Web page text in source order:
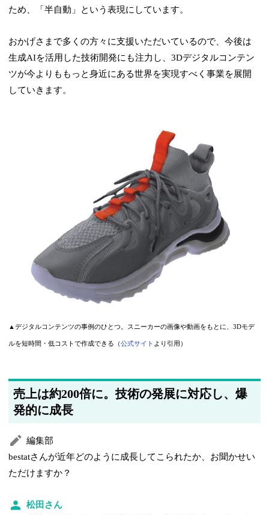
ため、「半自動」という表現にしています。
おかげさまで多くの方々に支援いただいているので、今後は
生成AIを活用した技術開発にも注力し、3Dデジタルコンテン
ツが今よりももっと身近にある世界を実現すべく事業を展開
していきます。
▲デジタルコンテンツの事例のひとつ。スニーカーの画像や動画をもとに、3Dモデ
ルを短時間・低コストで作成できる（公式サイト より引用）
売上は約200倍に。技術の発展に対応し、爆
発的に成長
編集部
bestatさんが近年どのように成長してこられたか、お聞かせい
ただけますか？
松田さん